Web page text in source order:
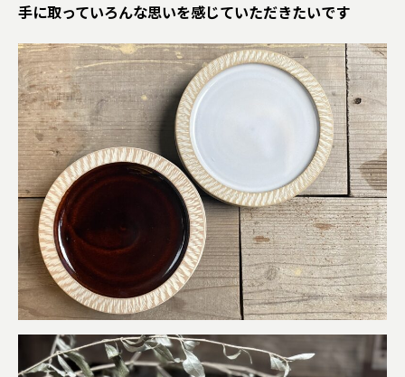
手に取っていろんな思いを感じていただきたいです